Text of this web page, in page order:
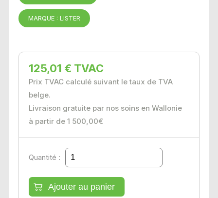
MARQUE : LISTER
125,01 € TVAC
Prix TVAC calculé suivant le taux de TVA
belge.
Livraison gratuite par nos soins en Wallonie
à partir de 1 500,00€
Quantité :